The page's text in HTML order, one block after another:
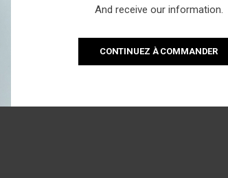
And receive our information.
CONTINUEZ À COMMANDER